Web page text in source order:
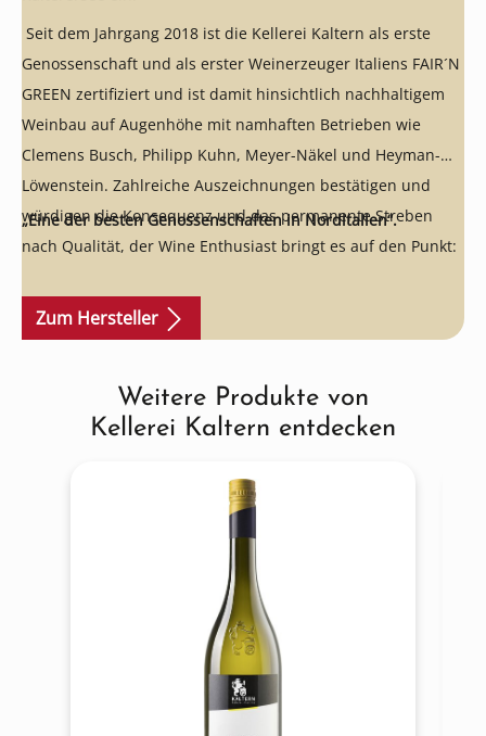
Seit dem Jahrgang 2018 ist die Kellerei Kaltern als erste
Genossenschaft und als erster Weinerzeuger Italiens FAIR´N
GREEN zertifiziert und ist damit hinsichtlich nachhaltigem
Weinbau auf Augenhöhe mit namhaften Betrieben wie
Clemens Busch, Philipp Kuhn, Meyer-Näkel und Heyman-
Löwenstein. Zahlreiche Auszeichnungen bestätigen und
würdigen die Konsequenz und das permanente Streben
nach Qualität, der Wine Enthusiast bringt es auf den Punkt:
„Eine der besten Genossenschaften in Norditalien“.
Zum Hersteller
Produktgalerie überspringen
Weitere Produkte von
Kellerei Kaltern entdecken